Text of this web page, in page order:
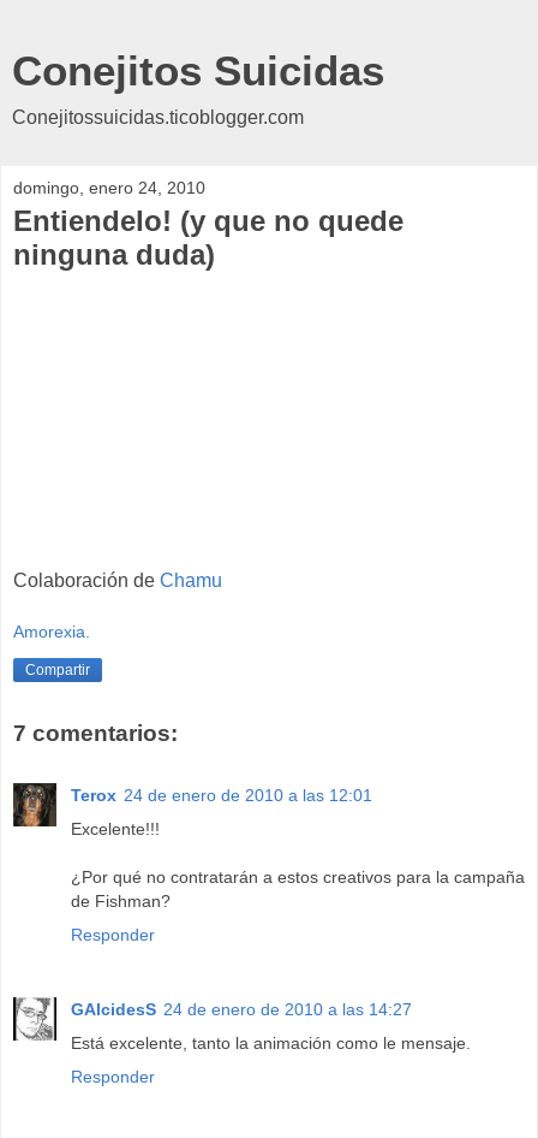
Conejitos Suicidas
Conejitossuicidas.ticoblogger.com
domingo, enero 24, 2010
Entiendelo! (y que no quede
ninguna duda)
Colaboración de Chamu
Amorexia.
Compartir
7 comentarios:
Terox 24 de enero de 2010 a las 12:01
Excelente!!!
¿Por qué no contratarán a estos creativos para la campaña
de Fishman?
Responder
GAlcidesS 24 de enero de 2010 a las 14:27
Está excelente, tanto la animación como le mensaje.
Responder